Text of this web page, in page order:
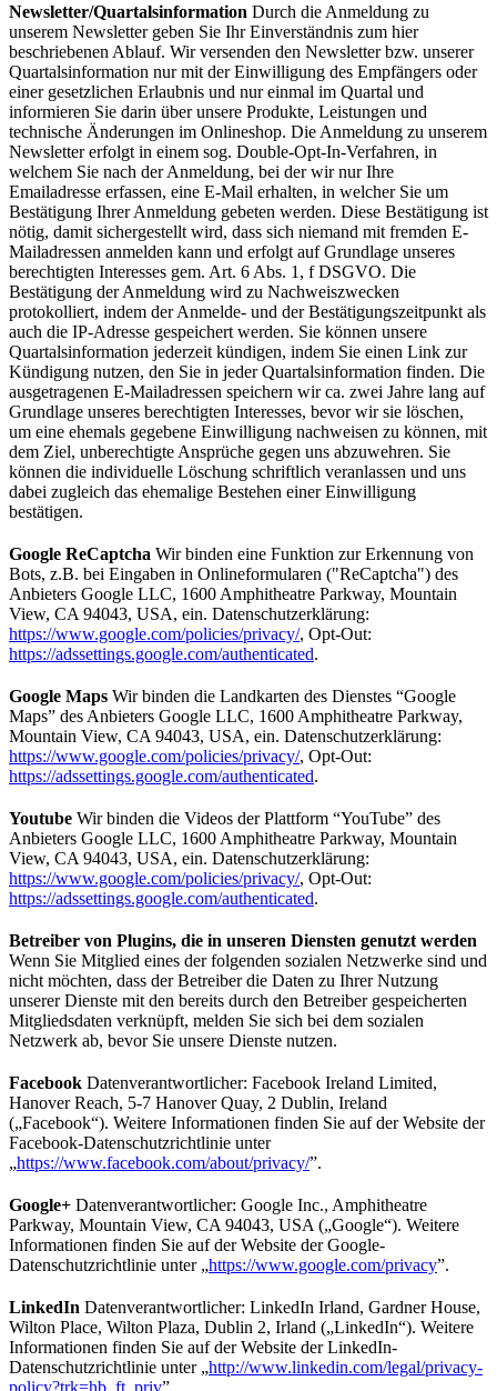
Newsletter/Quartalsinformation Durch die Anmeldung zu
unserem Newsletter geben Sie Ihr Einverständnis zum hier
beschriebenen Ablauf. Wir versenden den Newsletter bzw. unserer
Quartalsinformation nur mit der Einwilligung des Empfängers oder
einer gesetzlichen Erlaubnis und nur einmal im Quartal und
informieren Sie darin über unsere Produkte, Leistungen und
technische Änderungen im Onlineshop. Die Anmeldung zu unserem
Newsletter erfolgt in einem sog. Double-Opt-In-Verfahren, in
welchem Sie nach der Anmeldung, bei der wir nur Ihre
Emailadresse erfassen, eine E-Mail erhalten, in welcher Sie um
Bestätigung Ihrer Anmeldung gebeten werden. Diese Bestätigung ist
nötig, damit sichergestellt wird, dass sich niemand mit fremden E-
Mailadressen anmelden kann und erfolgt auf Grundlage unseres
berechtigten Interesses gem. Art. 6 Abs. 1, f DSGVO. Die
Bestätigung der Anmeldung wird zu Nachweiszwecken
protokolliert, indem der Anmelde- und der Bestätigungszeitpunkt als
auch die IP-Adresse gespeichert werden. Sie können unsere
Quartalsinformation jederzeit kündigen, indem Sie einen Link zur
Kündigung nutzen, den Sie in jeder Quartalsinformation finden. Die
ausgetragenen E-Mailadressen speichern wir ca. zwei Jahre lang auf
Grundlage unseres berechtigten Interesses, bevor wir sie löschen,
um eine ehemals gegebene Einwilligung nachweisen zu können, mit
dem Ziel, unberechtigte Ansprüche gegen uns abzuwehren. Sie
können die individuelle Löschung schriftlich veranlassen und uns
dabei zugleich das ehemalige Bestehen einer Einwilligung
bestätigen.
Google ReCaptcha Wir binden eine Funktion zur Erkennung von
Bots, z.B. bei Eingaben in Onlineformularen ("ReCaptcha") des
Anbieters Google LLC, 1600 Amphitheatre Parkway, Mountain
View, CA 94043, USA, ein. Datenschutzerklärung:
https://www.google.com/policies/privacy/, Opt-Out:
https://adssettings.google.com/authenticated.
Google Maps Wir binden die Landkarten des Dienstes “Google
Maps” des Anbieters Google LLC, 1600 Amphitheatre Parkway,
Mountain View, CA 94043, USA, ein. Datenschutzerklärung:
https://www.google.com/policies/privacy/, Opt-Out:
https://adssettings.google.com/authenticated.
Youtube Wir binden die Videos der Plattform “YouTube” des
Anbieters Google LLC, 1600 Amphitheatre Parkway, Mountain
View, CA 94043, USA, ein. Datenschutzerklärung:
https://www.google.com/policies/privacy/, Opt-Out:
https://adssettings.google.com/authenticated.
Betreiber von Plugins, die in unseren Diensten genutzt werden
Wenn Sie Mitglied eines der folgenden sozialen Netzwerke sind und
nicht möchten, dass der Betreiber die Daten zu Ihrer Nutzung
unserer Dienste mit den bereits durch den Betreiber gespeicherten
Mitgliedsdaten verknüpft, melden Sie sich bei dem sozialen
Netzwerk ab, bevor Sie unsere Dienste nutzen.
Facebook Datenverantwortlicher: Facebook Ireland Limited,
Hanover Reach, 5-7 Hanover Quay, 2 Dublin, Ireland
(„Facebook“). Weitere Informationen finden Sie auf der Website der
Facebook-Datenschutzrichtlinie unter
„https://www.facebook.com/about/privacy/”.
Google+ Datenverantwortlicher: Google Inc., Amphitheatre
Parkway, Mountain View, CA 94043, USA („Google“). Weitere
Informationen finden Sie auf der Website der Google-
Datenschutzrichtlinie unter „https://www.google.com/privacy”.
LinkedIn Datenverantwortlicher: LinkedIn Irland, Gardner House,
Wilton Place, Wilton Plaza, Dublin 2, Irland („LinkedIn“). Weitere
Informationen finden Sie auf der Website der LinkedIn-
Datenschutzrichtlinie unter „http://www.linkedin.com/legal/privacy-
policy?trk=hb_ft_priv”.